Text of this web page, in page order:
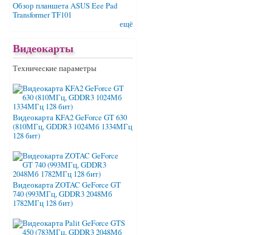
Обзор планшета ASUS Eee Pad
Transformer TF101
ещё
Видеокарты
Технические параметры
Видеокарта KFA2 GeForce GT 630
(810МГц, GDDR3 1024Мб 1334МГц
128 бит)
Видеокарта ZOTAC GeForce GT
740 (993МГц, GDDR3 2048Мб
1782МГц 128 бит)